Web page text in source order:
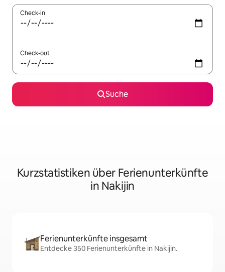
Check-in
Check-out
Suche
Kurzstatistiken über Ferienunterkünfte
in Nakijin
Ferienunterkünfte insgesamt
Entdecke 350 Ferienunterkünfte in Nakijin.